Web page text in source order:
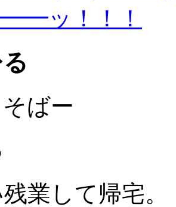
ッ！！！
ばー
業して帰宅。